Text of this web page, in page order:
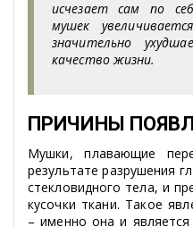
исчезает сам по
мушек
значительно
качество жизни.
ПРИЧИНЫ
Мушки, плавающие
результате разрушения
стекловидного тела, и
кусочки ткани. Такое
– именно она и